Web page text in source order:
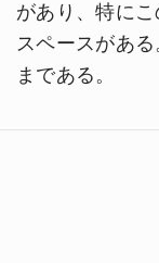
があり、特に
スペースがあ
まである。